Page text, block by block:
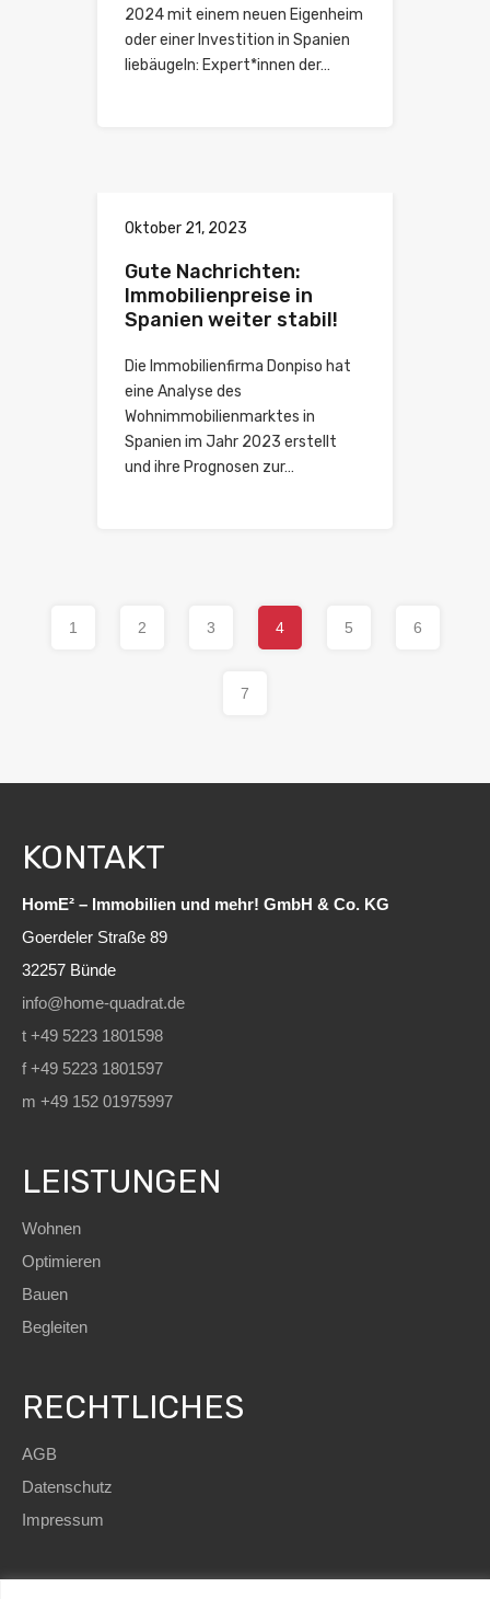
2024 mit einem neuen Eigenheim
oder einer Investition in Spanien
liebäugeln: Expert*innen der…
Oktober 21, 2023
Gute Nachrichten:
Immobilienpreise in
Spanien weiter stabil!
Die Immobilienfirma Donpiso hat
eine Analyse des
Wohnimmobilienmarktes in
Spanien im Jahr 2023 erstellt
und ihre Prognosen zur…
1 2 3 4 5 6
7
KONTAKT
HomE² – Immobilien und mehr! GmbH & Co. KG
Goerdeler Straße 89
32257 Bünde
info@home-quadrat.de
t +49 5223 1801598
f +49 5223 1801597
m +49 152 01975997
LEISTUNGEN
Wohnen
Optimieren
Bauen
Begleiten
RECHTLICHES
AGB
Datenschutz
Impressum